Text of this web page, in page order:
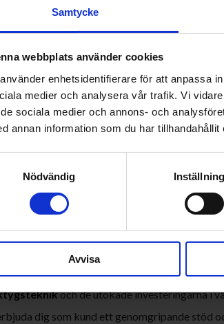
Samtycke
webbplats använder cookies
enhetsidentifierare för att anpassa
medier och analysera vår trafik. Vi
sociala medier och annons- och
annan information som du har
Nödvändig
Avvisa
Under snart 90 år har vi på EWES
genom investeringar i maskiner
vårt erbjudande:
allt som rör fjädrar men vi vill erbjuda ett
och det är därför med glädje jag stolt
bara specialiserar oss på fjäderteknik utan
inom stans- och pressdetaljer.”
och de utökade investeringarna i
dig som kund ett genomgripande stöd